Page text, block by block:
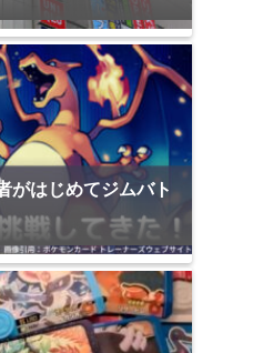
がはじめてジムバト